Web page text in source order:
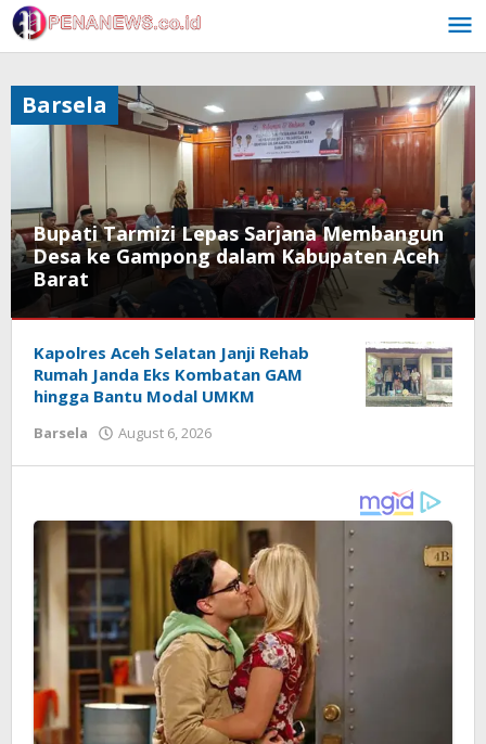
Skip
to
content
Bupati Tarmizi Lepas Sarjana Membangun
Desa ke Gampong dalam Kabupaten Aceh
Barat
August
Barsela
Kapolres Aceh Selatan Janji Rehab
Rumah Janda Eks Kombatan GAM
hingga Bantu Modal UMKM
Barsela August 6, 2026
Musa